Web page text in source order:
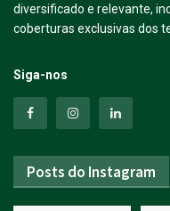
diversificado e relevante,
coberturas exclusivas dos
Siga-nos
Posts do Instagram